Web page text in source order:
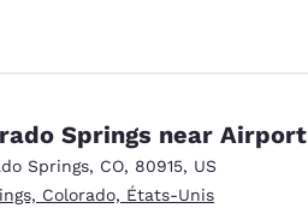
Springs near Airport
Springs, CO, 80915, US
Colorado, États-Unis